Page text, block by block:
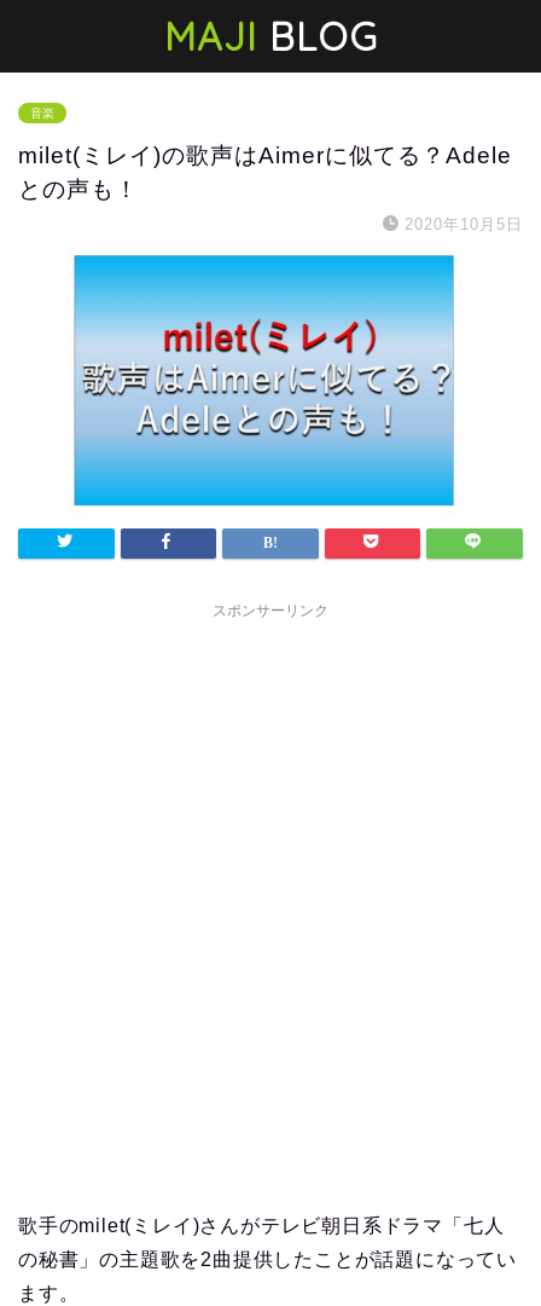
MAJI BLOG
音楽
milet(ミレイ)の歌声はAimerに似てる？Adele
との声も！
2020年10月5日
スポンサーリンク
歌手のmilet(ミレイ)さんがテレビ朝日系ドラマ「七人
の秘書」の主題歌を2曲提供したことが話題になってい
ます。